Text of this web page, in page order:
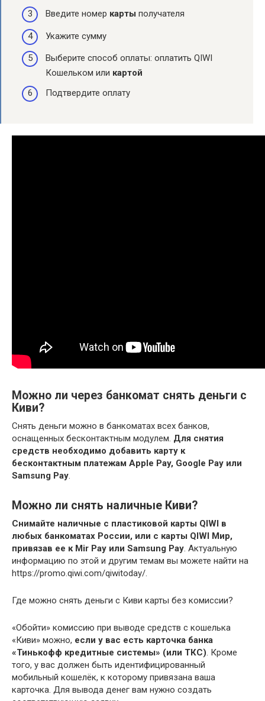
Введите номер карты получателя
Укажите сумму
Выберите способ оплаты: оплатить QIWI
Кошельком или картой
Подтвердите оплату
Можно ли через банкомат снять деньги с
Киви?
Снять деньги можно в банкоматах всех банков,
оснащенных бесконтактным модулем. Для снятия
средств необходимо добавить карту к
бесконтактным платежам Apple Pay, Google Pay или
Samsung Pay.
Можно ли снять наличные Киви?
Снимайте наличные с пластиковой карты QIWI в
любых банкоматах России, или с карты QIWI Мир,
привязав ее к Mir Pay или Samsung Pay. Актуальную
информацию по этой и другим темам вы можете найти на
https://promo.qiwi.com/qiwitoday/.
Где можно снять деньги с Киви карты без комиссии?
«Обойти» комиссию при выводе средств с кошелька
«Киви» можно, если у вас есть карточка банка
«Тинькофф кредитные системы» (или ТКС). Кроме
того, у вас должен быть идентифицированный
мобильный кошелёк, к которому привязана ваша
карточка. Для вывода денег вам нужно создать